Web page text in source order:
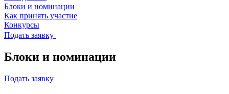
Блоки и номинации
Как принять участие
Конкурсы
Подать заявку
Блоки и номинации
Подать заявку